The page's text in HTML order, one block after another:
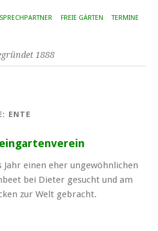
FREIE GÄRTEN TERMINE
1888
ENTE
Jahr einen eher ungewöhnlichen
bei Dieter gesucht und am
zur Welt gebracht.